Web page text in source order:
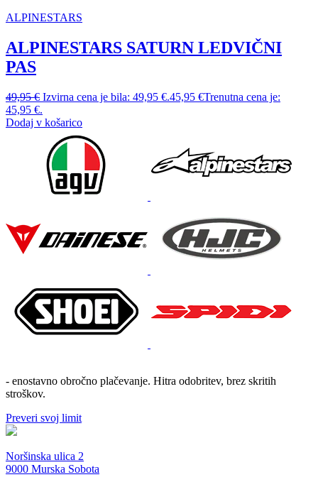
ALPINESTARS
ALPINESTARS SATURN LEDVIČNI
PAS
49,95€ Izvirna cena je bila: 49,95 €.45,95 €Trenutna cena je:
45,95 €.
Dodaj v košarico
- enostavno obročno plačevanje. Hitra odobritev, brez skritih
stroškov.
Preveri svoj limit
Noršinska ulica 2
9000 Murska Sobota